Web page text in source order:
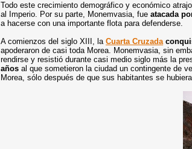
Todo este crecimiento demográfico y económico
al Imperio. Por su parte, Monemvasia, fueatacada
a hacerse con una importante flota para defenderse.
A comienzos del siglo XIII, laCuarta Cruzada
apoderaron de casi toda Morea. Monemvasia, sin
rendirse y resistió durante casi medio siglo más la
años al que sometieron la ciudad un contingente de
Morea, sólo después de que sus habitantes se